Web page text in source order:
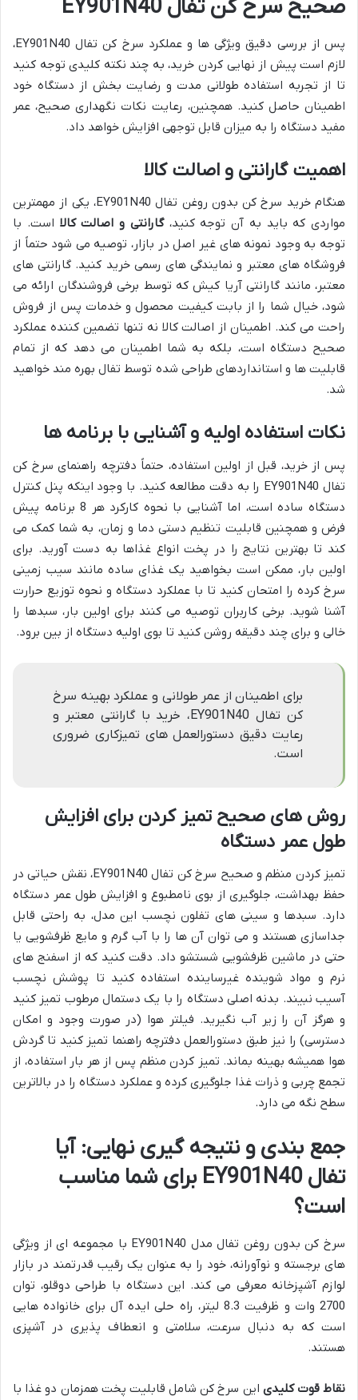
صحیح سرخ کن تفال EY901N40
پس از بررسی دقیق ویژگی ها و عملکرد سرخ کن تفال EY901N40،
لازم است پیش از نهایی کردن خرید، به چند نکته کلیدی توجه کنید
تا از تجربه استفاده طولانی مدت و رضایت بخش از دستگاه خود
اطمینان حاصل کنید. همچنین، رعایت نکات نگهداری صحیح، عمر
مفید دستگاه را به میزان قابل توجهی افزایش خواهد داد.
اهمیت گارانتی و اصالت کالا
هنگام خرید سرخ کن بدون روغن تفال EY901N40، یکی از مهمترین
مواردی که باید به آن توجه کنید،گارانتی و اصالت کالا است. با
توجه به وجود نمونه های غیر اصل در بازار، توصیه می شود حتماً از
فروشگاه های معتبر و نمایندگی های رسمی خرید کنید. گارانتی های
معتبر، مانند گارانتی آریا کیش که توسط برخی فروشندگان ارائه می
شود، خیال شما را از بابت کیفیت محصول و خدمات پس از فروش
راحت می کند. اطمینان از اصالت کالا نه تنها تضمین کننده عملکرد
صحیح دستگاه است، بلکه به شما اطمینان می دهد که از تمام
قابلیت ها و استانداردهای طراحی شده توسط تفال بهره مند خواهید
شد.
نکات استفاده اولیه و آشنایی با برنامه ها
پس از خرید، قبل از اولین استفاده، حتماً دفترچه راهنمای سرخ کن
تفال EY901N40 را به دقت مطالعه کنید. با وجود اینکه پنل کنترل
دستگاه ساده است، اما آشنایی با نحوه کارکرد هر 8 برنامه پیش
فرض و همچنین قابلیت تنظیم دستی دما و زمان، به شما کمک می
کند تا بهترین نتایج را در پخت انواع غذاها به دست آورید. برای
اولین بار، ممکن است بخواهید یک غذای ساده مانند سیب زمینی
سرخ کرده را امتحان کنید تا با عملکرد دستگاه و نحوه توزیع حرارت
آشنا شوید. برخی کاربران توصیه می کنند برای اولین بار، سبدها را
خالی و برای چند دقیقه روشن کنید تا بوی اولیه دستگاه از بین برود.
برای اطمینان از عمر طولانی و عملکرد بهینه سرخ
کن تفال EY901N40، خرید با گارانتی معتبر و
رعایت دقیق دستورالعمل های تمیزکاری ضروری
است.
روش های صحیح تمیز کردن برای افزایش
طول عمر دستگاه
تمیز کردن منظم و صحیح سرخ کن تفال EY901N40، نقش حیاتی در
حفظ بهداشت، جلوگیری از بوی نامطبوع و افزایش طول عمر دستگاه
دارد. سبدها و سینی های تفلون نچسب این مدل، به راحتی قابل
جداسازی هستند و می توان آن ها را با آب گرم و مایع ظرفشویی یا
حتی در ماشین ظرفشویی شستشو داد. دقت کنید که از اسفنج های
نرم و مواد شوینده غیرساینده استفاده کنید تا پوشش نچسب
آسیب نبیند. بدنه اصلی دستگاه را با یک دستمال مرطوب تمیز کنید
و هرگز آن را زیر آب نگیرید. فیلتر هوا (در صورت وجود و امکان
دسترسی) را نیز طبق دستورالعمل دفترچه راهنما تمیز کنید تا گردش
هوا همیشه بهینه بماند. تمیز کردن منظم پس از هر بار استفاده، از
تجمع چربی و ذرات غذا جلوگیری کرده و عملکرد دستگاه را در بالاترین
سطح نگه می دارد.
جمع بندی و نتیجه گیری نهایی: آیا
تفال EY901N40 برای شما مناسب
است؟
سرخ کن بدون روغن تفال مدل EY901N40 با مجموعه ای از ویژگی
های برجسته و نوآورانه، خود را به عنوان یک رقیب قدرتمند در بازار
لوازم آشپزخانه معرفی می کند. این دستگاه با طراحی دوقلو، توان
2700 وات و ظرفیت 8.3 لیتر، راه حلی ایده آل برای خانواده هایی
است که به دنبال سرعت، سلامتی و انعطاف پذیری در آشپزی
هستند.
نقاط قوت کلیدی این سرخ کن شامل قابلیت پخت همزمان دو غذا با